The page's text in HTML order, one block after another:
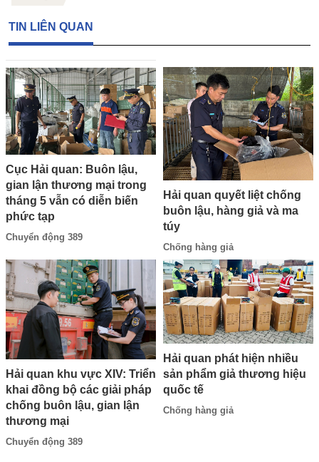
TIN LIÊN QUAN
Cục Hải quan: Buôn lậu,
gian lận thương mại trong
tháng 5 vẫn có diễn biến
phức tạp
Chuyển động 389
Hải quan quyết liệt chống
buôn lậu, hàng giả và ma
túy
Chống hàng giả
Hải quan khu vực XIV: Triển
khai đồng bộ các giải pháp
chống buôn lậu, gian lận
thương mại
Chuyển động 389
Hải quan phát hiện nhiều
sản phẩm giả thương hiệu
quốc tế
Chống hàng giả